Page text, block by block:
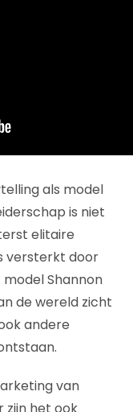
als model
is niet
elitaire
versterkt door
Shannon
de wereld zicht
andere
van
zijn het ook